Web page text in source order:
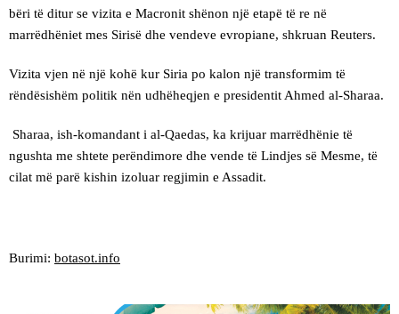
bëri të ditur se vizita e Macronit shënon një etapë të re në
marrëdhëniet mes Sirisë dhe vendeve evropiane, shkruan Reuters.
Vizita vjen në një kohë kur Siria po kalon një transformim të
rëndësishëm politik nën udhëheqjen e presidentit Ahmed al-Sharaa.
Sharaa, ish-komandant i al-Qaedas, ka krijuar marrëdhënie të
ngushta me shtete perëndimore dhe vende të Lindjes së Mesme, të
cilat më parë kishin izoluar regjimin e Assadit.
Burimi: botasot.info